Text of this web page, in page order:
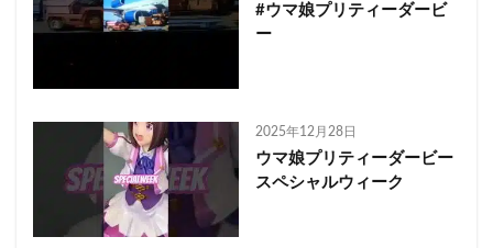
#ウマ娘プリティーダービ
ー
2025年12月28日
ウマ娘プリティーダービー
スペシャルウィーク